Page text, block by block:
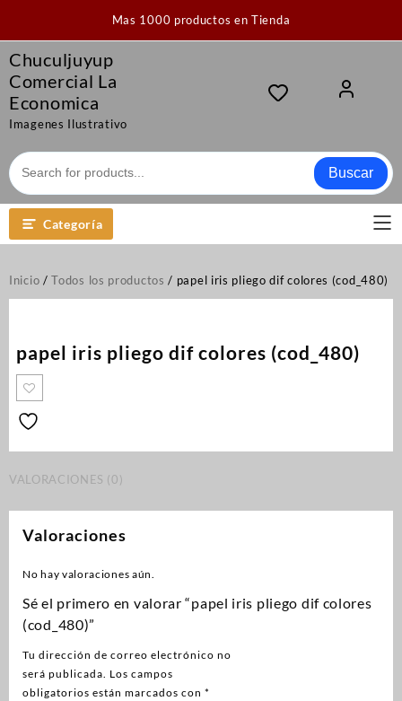
contenido
Mas 1000 productos en Tienda
Chuculjuyup
Comercial La
Economica
Imagenes Ilustrativo
Buscar
Categoría
Inicio /Todos los productos / papel iris pliego dif colores (cod_480)
papel iris pliego dif colores (cod_480)
VALORACIONES (0)
Valoraciones
No hay valoraciones aún.
Sé el primero en valorar “papel iris pliego dif colores
(cod_480)”
Tu dirección de correo electrónico no
será publicada. Los campos
obligatorios están marcados con *